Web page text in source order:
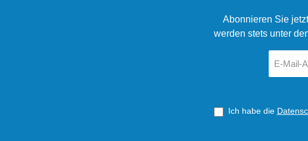
Abonnieren Sie
werden stets unter
Mail-
Ich habe die